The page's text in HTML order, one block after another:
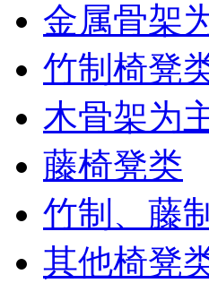
金属骨架
竹制椅凳
木骨架为
藤椅凳类
竹制、藤
其他椅凳